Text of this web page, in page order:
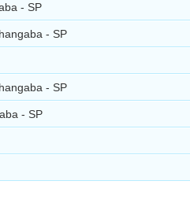
- SP
- SP
- SP
- SP